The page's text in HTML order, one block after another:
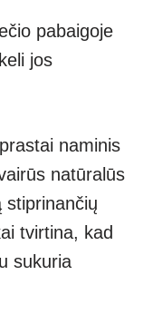
pabaigoje
jos
naminis
natūralūs
stiprinančių
tvirtina, kad
sukuria